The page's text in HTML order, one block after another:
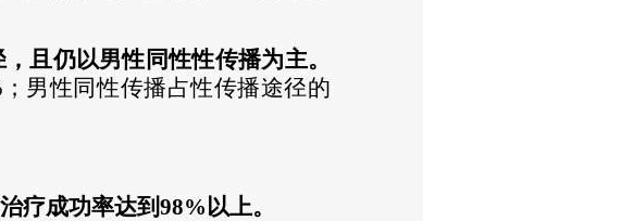
且仍以男性同性性传播为主。
；男性同性传播占性传播途径的
疗成功率达到98%以上。